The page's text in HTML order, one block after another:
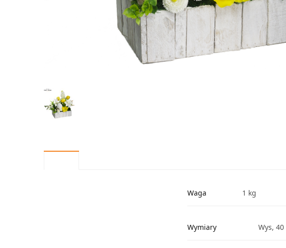
Waga 1 kg
Wymiary Wys, 40